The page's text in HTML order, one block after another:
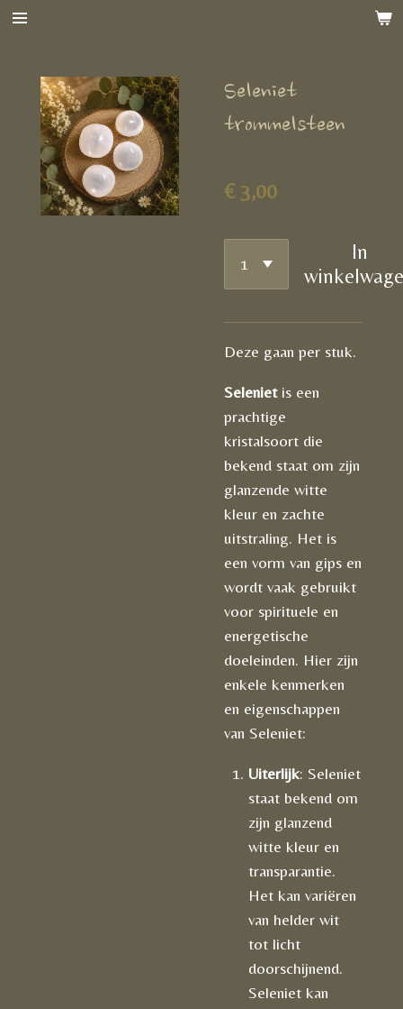
Ga
hoofdinhoud
Seleniet
trommelsteen
€ 3,00
In
Deze gaan per stuk.
Selenietis een
prachtige
kristalsoort die
bekend staat om zijn
glanzende witte
kleur en zachte
uitstraling. Het is
een vorm van gips en
wordt vaak gebruikt
voor spirituele en
energetische
doeleinden. Hier zijn
enkele kenmerken
en eigenschappen
van Seleniet:
Uiterlijk: Seleniet
staat bekend om
zijn glanzend
witte kleur en
transparantie.
Het kan variëren
van helder wit
tot licht
doorschijnend.
Seleniet kan